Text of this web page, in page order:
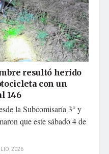
resultó herido
con un
146
la Subcomisaría 3° y
que este sábado 4 de
2026